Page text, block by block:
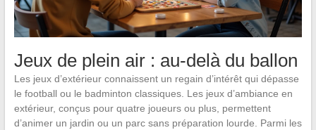
Jeux de plein air : au-delà du ballon
Les jeux d’extérieur connaissent un regain d’intérêt qui dépasse
le football ou le badminton classiques. Les jeux d’ambiance en
extérieur, conçus pour quatre joueurs ou plus, permettent
d’animer un jardin ou un parc sans préparation lourde. Parmi les